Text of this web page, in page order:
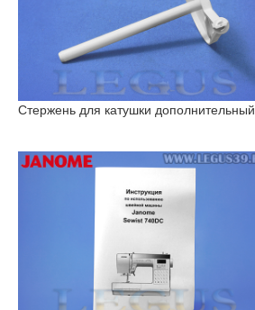
Стержень для катушки дополнительный